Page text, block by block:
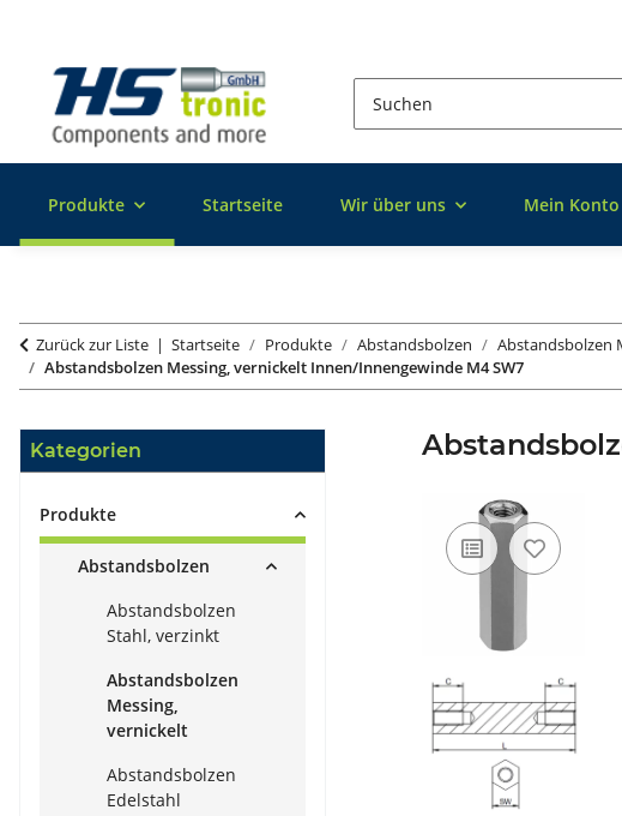
Produkte Startseite Wir über uns Mein Konto
Zurück zur Liste Startseite Produkte Abstandsbolzen Abstandsbolzen
Abstandsbolzen Messing, vernickelt Innen/Innengewinde M4 SW7
Kategorien
Produkte
Abstandsbolzen
Abstandsbolzen
Stahl, verzinkt
Abstandsbolzen
Messing,
vernickelt
Abstandsbolzen
Edelstahl